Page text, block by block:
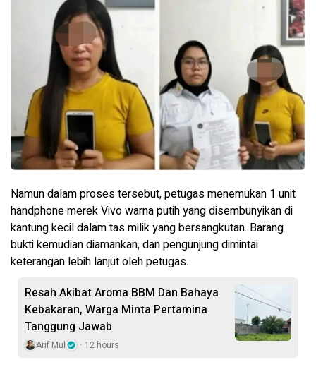
Namun dalam proses tersebut, petugas menemukan 1 unit
handphone merek Vivo warna putih yang disembunyikan di
kantung kecil dalam tas milik yang bersangkutan. Barang
bukti kemudian diamankan, dan pengunjung dimintai
keterangan lebih lanjut oleh petugas.
Resah Akibat Aroma BBM Dan Bahaya
Kebakaran, Warga Minta Pertamina
Tanggung Jawab
Arif Mul 12 hours